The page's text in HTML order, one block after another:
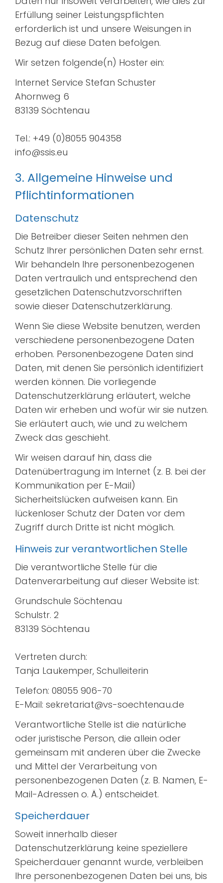
Erfüllung seiner Leistungspflichten
erforderlich ist und unsere Weisungen in
Bezug auf diese Daten befolgen.
Wir setzen folgende(n) Hoster ein:
Internet Service Stefan Schuster
Ahornweg 6
83139 Söchtenau
Tel.: +49 (0)8055 904358
info@ssis.eu
3. Allgemeine Hinweise und
Pflicht­informationen
Datenschutz
Die Betreiber dieser Seiten nehmen den
Schutz Ihrer persönlichen Daten sehr ernst.
Wir behandeln Ihre personenbezogenen
Daten vertraulich und entsprechend den
gesetzlichen Datenschutzvorschriften
sowie dieser Datenschutzerklärung.
Wenn Sie diese Website benutzen, werden
verschiedene personenbezogene Daten
erhoben. Personenbezogene Daten sind
Daten, mit denen Sie persönlich identifiziert
werden können. Die vorliegende
Datenschutzerklärung erläutert, welche
Daten wir erheben und wofür wir sie nutzen.
Sie erläutert auch, wie und zu welchem
Zweck das geschieht.
Wir weisen darauf hin, dass die
Datenübertragung im Internet (z. B. bei der
Kommunikation per E-Mail)
Sicherheitslücken aufweisen kann. Ein
lückenloser Schutz der Daten vor dem
Zugriff durch Dritte ist nicht möglich.
Hinweis zur verantwortlichen Stelle
Die verantwortliche Stelle für die
Datenverarbeitung auf dieser Website ist:
Grundschule Söchtenau
Schulstr. 2
83139 Söchtenau
Vertreten durch:
Tanja Laukemper, Schulleiterin
Telefon: 08055 906-70
E-Mail: sekretariat@vs-soechtenau.de
Verantwortliche Stelle ist die natürliche
oder juristische Person, die allein oder
gemeinsam mit anderen über die Zwecke
und Mittel der Verarbeitung von
personenbezogenen Daten (z. B. Namen, E-
Mail-Adressen o. Ä.) entscheidet.
Speicherdauer
Soweit innerhalb dieser
Datenschutzerklärung keine speziellere
Speicherdauer genannt wurde, verbleiben
Ihre personenbezogenen Daten bei uns, bis